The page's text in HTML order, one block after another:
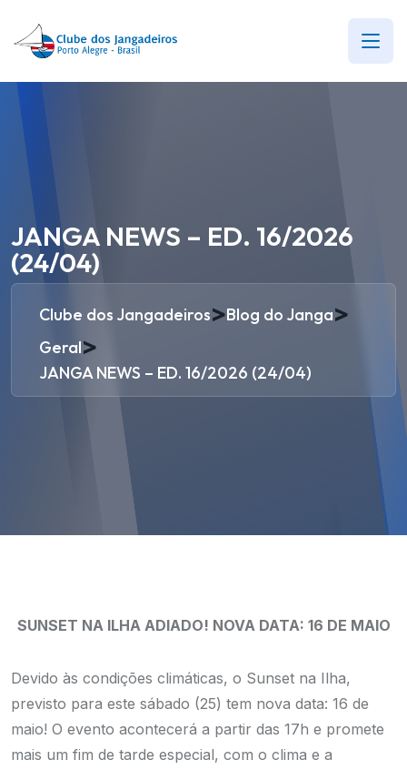
JANGA NEWS – ED. 16/2026
(24/04)
Clube dos Jangadeiros>Blog do Janga>
Geral>
JANGA NEWS – ED. 16/2026 (24/04)
SUNSET NA ILHA ADIADO! NOVA DATA: 16 DE MAIO
Devido às condições climáticas, o Sunset na Ilha,
previsto para este sábado (25) tem nova data: 16 de
maio! O evento acontecerá a partir das 17h e promete
mais um fim de tarde especial, com o clima e a